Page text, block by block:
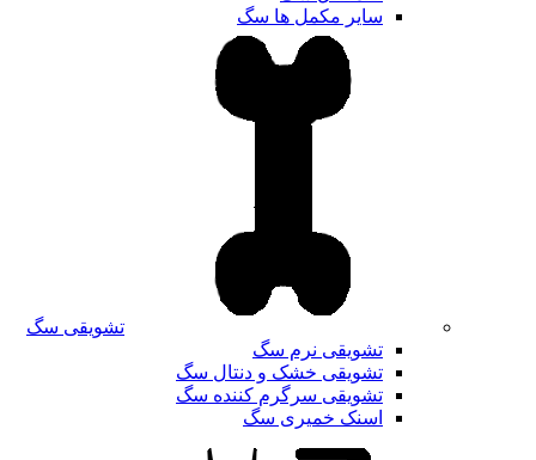
سایر مکمل ها سگ
تشویقی سگ
تشویقی نرم سگ
تشویقی خشک و دنتال سگ
تشویقی سرگرم کننده سگ
اسنک خمیری سگ